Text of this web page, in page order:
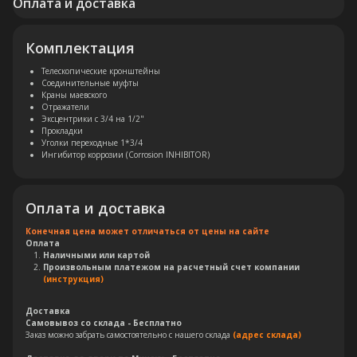
Комплектация
Телескопические кронштейны
Соединительные муфты
Краны маевского
Отражатели
Эксцентрики с 3/4 на 1/2"
Прокладки
Уголки переходные 1*3/4
Ингибитор коррозии (Corrosion INHIBITOR)
Оплата и доставка
Конечная цена может отличаться от цены на сайте
Оплата
Наличными или картой
Произвольным платежом на расчетный счет компании
(инструкция)
Доставка
Самовывоз со склада - Бесплатно
Заказ можно забрать самостоятельно с нашего склада (адрес склада)
Остались вопросы?